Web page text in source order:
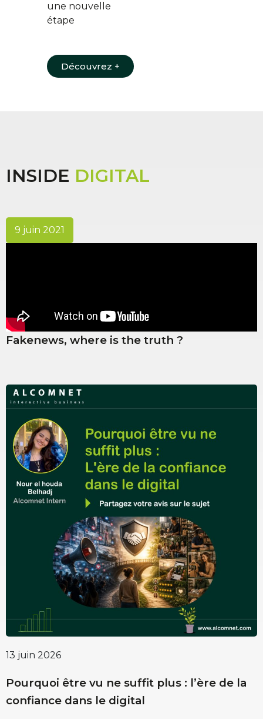
une nouvelle
étape
Découvrez +
INSIDE DIGITAL
9 juin 2021
Fakenews, where is the truth ?
13 juin 2026
Pourquoi être vu ne suffit plus : l’ère de la
confiance dans le digital